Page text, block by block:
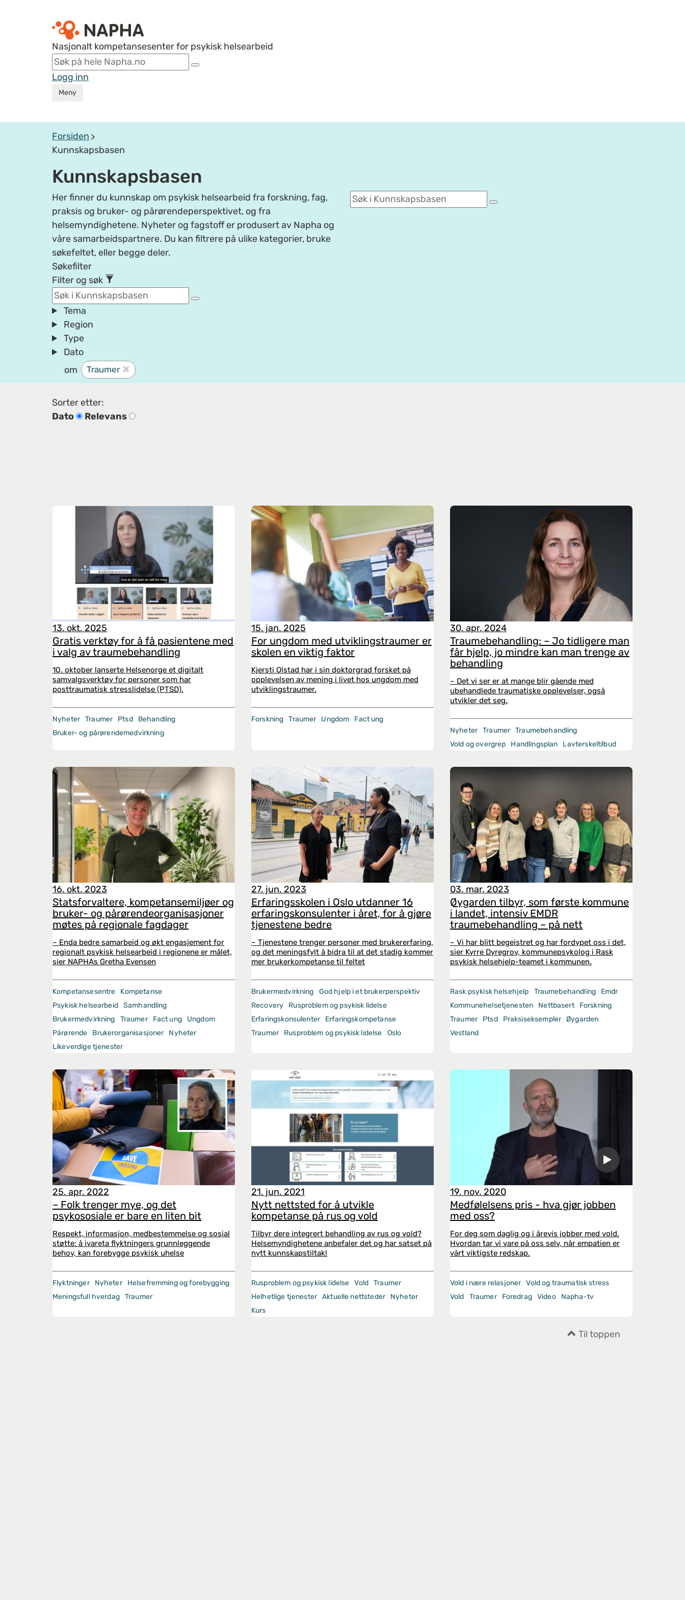
Nasjonalt kompetansesenter for psykisk helsearbeid
Logg inn
Meny
Forsiden
Kunnskapsbasen
Kunnskapsbasen
Her finner du kunnskap om psykisk helsearbeid fra forskning, fag,
praksis og bruker- og pårørendeperspektivet, og fra
helsemyndighetene. Nyheter og fagstoff er produsert av Napha og
våre samarbeidspartnere. Du kan filtrere på ulike kategorier, bruke
søkefeltet, eller begge deler.
Søkefilter
Filter og søk
Tema
Region
Type
Dato
om
Traumer
Sorter etter:
Dato
Relevans
13. okt. 2025
Gratis verktøy for å få pasientene med
i valg av traumebehandling
10. oktober lanserte Helsenorge et digitalt
samvalgsverktøy for personer som har
posttraumatisk stresslidelse (PTSD).
Nyheter Traumer Ptsd
Behandling
Bruker- og pårørendemedvirkning
15. jan. 2025
For ungdom med utviklingstraumer er
skolen en viktig faktor
Kjersti Olstad har i sin doktorgrad forsket på
opplevelsen av mening i livet hos ungdom med
utviklingstraumer.
Forskning Traumer Ungdom Fact ung
30. apr. 2024
Traumebehandling: – Jo tidligere man
får hjelp, jo mindre kan man trenge av
behandling
– Det vi ser er at mange blir gående med
ubehandlede traumatiske opplevelser, også
utvikler det seg.
Nyheter Traumer Traumebehandling
Vold og overgrep
Handlingsplan Lavterskeltilbud
16. okt. 2023
Statsforvaltere, kompetansemiljøer og
bruker- og pårørendeorganisasjoner
møtes på regionale fagdager
– Enda bedre samarbeid og økt engasjement for
regionalt psykisk helsearbeid i regionene er målet,
sier NAPHAs Gretha Evensen
Kompetansesentre
Kompetanse
Psykisk helsearbeid Samhandling
Brukermedvirkning
Traumer Fact ung
Ungdom
Pårørende
Brukerorganisasjoner
Nyheter
Likeverdige tjenester
27. jun. 2023
Erfaringsskolen i Oslo utdanner 16
erfaringskonsulenter i året, for å gjøre
tjenestene bedre
– Tjenestene trenger personer med brukererfaring,
og det meningsfylt å bidra til at det stadig kommer
mer brukerkompetanse til feltet
Brukermedvirkning
God hjelp i et brukerperspektiv
Recovery
Rusproblem og psykisk lidelse
Erfaringskonsulenter
Erfaringskompetanse
Traumer
Rusproblem og psykisk lidelse Oslo
03. mar. 2023
Øygarden tilbyr, som første kommune
i landet, intensiv EMDR
traumebehandling – på nett
– Vi har blitt begeistret og har fordypet oss i det,
sier Kyrre Dyregrov, kommunepsykolog i Rask
psykisk helsehjelp-teamet i kommunen.
Rask psykisk helsehjelp Traumebehandling
Emdr
Kommunehelsetjenesten
Nettbasert
Forskning
Traumer
Ptsd Praksiseksempler Øygarden
Vestland
25. apr. 2022
– Folk trenger mye, og det
psykososiale er bare en liten bit
Respekt, informasjon, medbestemmelse og sosial
støtte: å ivareta flyktningers grunnleggende
behov, kan forebygge psykisk uhelse
Flyktninger Nyheter
Helsefremming og forebygging
Meningsfull hverdag Traumer
21. jun. 2021
Nytt nettsted for å utvikle
kompetanse på rus og vold
Tilbyr dere integrert behandling av rus og vold?
Helsemyndighetene anbefaler det og har satset på
nytt kunnskapstiltak!
Rusproblem og psykisk lidelse Vold Traumer
Helhetlige tjenester Aktuelle nettsteder
Nyheter
Kurs
19. nov. 2020
Medfølelsens pris - hva gjør jobben
med oss?
For deg som daglig og i årevis jobber med vold.
Hvordan tar vi vare på oss selv, når empatien er
vårt viktigste redskap.
Vold i nære relasjoner Vold og traumatisk stress
Vold
Traumer Foredrag Video Napha-tv
Til toppen